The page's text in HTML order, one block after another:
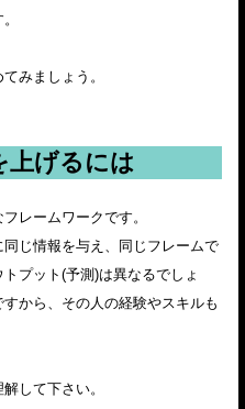
みましょう。
上げるには
レームワークです。
じ情報を与え、同じフレームで
プット(予測)は異なるでしょ
から、その人の経験やスキルも
して下さい。